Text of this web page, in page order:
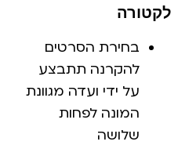
לקטורה
בחירת הסרטים
להקרנה תתבצע
על ידי ועדה מגוונת
המונה לפחות
שלושה